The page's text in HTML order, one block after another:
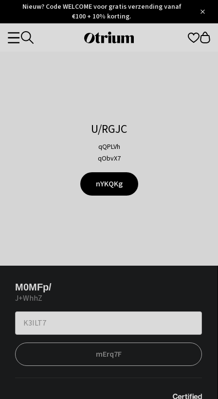
Otrium
Trustpilot
Nieuw? Code WELCOME voor gratis verzending vanaf
€100 + 10% korting.
Otrium
Categories
U/RGJC
qQPLVh
qObvX7
nYKQKg
M0MFp/
J+WhhZ
mErq7F